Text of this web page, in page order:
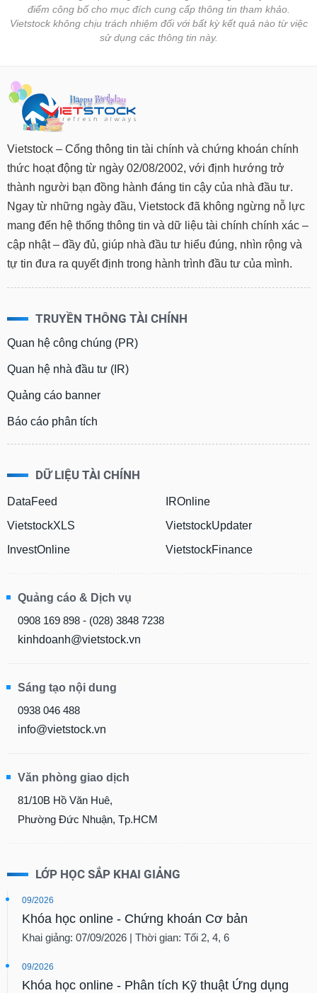
điểm công bố cho mục đích cung cấp thông tin tham khảo.
Vietstock không chịu trách nhiệm đối với bất kỳ kết quả nào từ việc
sử dụng các thông tin này.
Vietstock – Cổng thông tin tài chính và chứng khoán chính
thức hoạt động từ ngày 02/08/2002, với định hướng trở
thành người bạn đồng hành đáng tin cậy của nhà đầu tư.
Ngay từ những ngày đầu, Vietstock đã không ngừng nỗ lực
mang đến hệ thống thông tin và dữ liệu tài chính chính xác –
cập nhật – đầy đủ, giúp nhà đầu tư hiểu đúng, nhìn rộng và
tự tin đưa ra quyết định trong hành trình đầu tư của mình.
TRUYỀN THÔNG TÀI CHÍNH
Quan hệ công chúng (PR)
Quan hệ nhà đầu tư (IR)
Quảng cáo banner
Báo cáo phân tích
DỮ LIỆU TÀI CHÍNH
DataFeed
VietstockXLS
InvestOnline
IROnline
VietstockUpdater
VietstockFinance
Quảng cáo & Dịch vụ
0908 169 898 - (028) 3848 7238
kinhdoanh@vietstock.vn
Sáng tạo nội dung
0938 046 488
info@vietstock.vn
Văn phòng giao dịch
81/10B Hồ Văn Huê,
Phường Đức Nhuận, Tp.HCM
LỚP HỌC SẮP KHAI GIẢNG
09/2026
Khóa học online - Chứng khoán Cơ bản
Khai giảng: 07/09/2026 | Thời gian: Tối 2, 4, 6
09/2026
Khóa học online - Phân tích Kỹ thuật Ứng dụng
chính